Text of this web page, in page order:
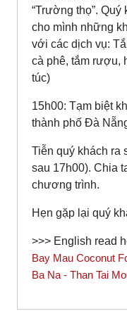
“Trường thọ”.
cho mình những
với các dịch vụ:
cà phê, tắm rượu,
túc)
15h00: Tạm biệt
thành phố Đà
Tiễn quý khách ra
sau 17h00). Chia
chương trình.
Hẹn gặp lại quý
>>> English read
Bay Mau Coconut
Ba Na - Than Tai